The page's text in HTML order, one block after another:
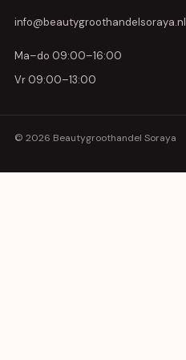
info@beautygroothandelsoraya.nl
Ma–do 09:00–16:00
Vr 09:00–13:00
© 2026 Beautygroothandel Soraya